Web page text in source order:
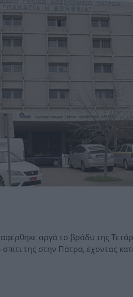
αργά το βράδυ της
της στην Πάτρα, έχοντας